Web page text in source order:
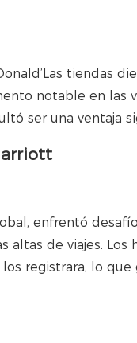
tiendas
notable en las
ser una ventaja
enfrentó
de viajes.
registrara, lo